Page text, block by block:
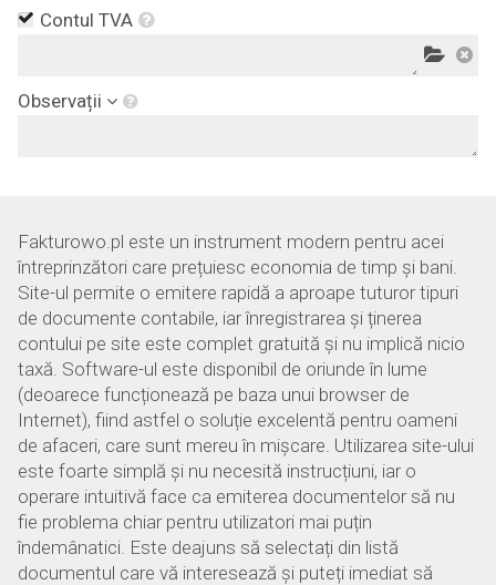
Contul TVA
Observații
Fakturowo.pl este un instrument modern pentru acei
întreprinzători care prețuiesc economia de timp și bani.
Site-ul permite o emitere rapidă a aproape tuturor tipuri
de documente contabile, iar înregistrarea și ținerea
contului pe site este complet gratuită și nu implică nicio
taxă. Software-ul este disponibil de oriunde în lume
(deoarece funcționează pe baza unui browser de
Internet), fiind astfel o soluție excelentă pentru oameni
de afaceri, care sunt mereu în mișcare. Utilizarea site-ului
este foarte simplă și nu necesită instrucțiuni, iar o
operare intuitivă face ca emiterea documentelor să nu
fie problema chiar pentru utilizatori mai puțin
îndemânatici. Este deajuns să selectați din listă
documentul care vă interesează și puteți imediat să